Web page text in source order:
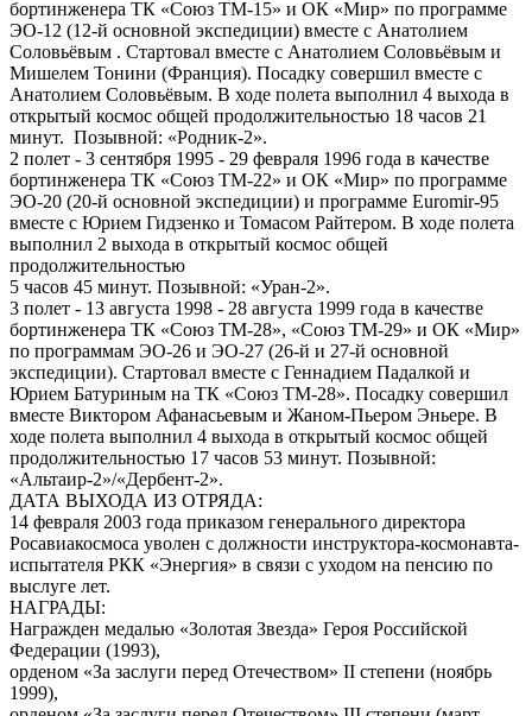
бортинженера ТК «Союз ТМ-15» и ОК «Мир» по программе
ЭО-12 (12-й основной экспедиции) вместе с Анатолием
Соловьёвым . Стартовал вместе с Анатолием Соловьёвым и
Мишелем Тонини (Франция). Посадку совершил вместе с
Анатолием Соловьёвым. В ходе полета выполнил 4 выхода в
открытый космос общей продолжительностью 18 часов 21
минут. Позывной: «Родник-2».
2 полет - 3 сентября 1995 - 29 февраля 1996 года в качестве
бортинженера ТК «Союз ТМ-22» и ОК «Мир» по программе
ЭО-20 (20-й основной экспедиции) и программе Euromir-95
вместе с Юрием Гидзенко и Томасом Райтером. В ходе полета
выполнил 2 выхода в открытый космос общей
продолжительностью
5 часов 45 минут. Позывной: «Уран-2».
3 полет - 13 августа 1998 - 28 августа 1999 года в качестве
бортинженера ТК «Союз ТМ-28», «Союз ТМ-29» и ОК «Мир»
по программам ЭО-26 и ЭО-27 (26-й и 27-й основной
экспедиции). Стартовал вместе с Геннадием Падалкой и
Юрием Батуриным на ТК «Союз ТМ-28». Посадку совершил
вместе Виктором Афанасьевым и Жаном-Пьером Эньере. В
ходе полета выполнил 4 выхода в открытый космос общей
продолжительностью 17 часов 53 минут. Позывной:
«Альтаир-2»/«Дербент-2».
ДАТА ВЫХОДА ИЗ ОТРЯДА:
14 февраля 2003 года приказом генерального директора
Росавиакосмоса уволен с должности инструктора-космонавта-
испытателя РКК «Энергия» в связи с уходом на пенсию по
выслуге лет.
НАГРАДЫ:
Награжден медалью «Золотая Звезда» Героя Российской
Федерации (1993),
орденом «За заслуги перед Отечеством» II степени (ноябрь
1999),